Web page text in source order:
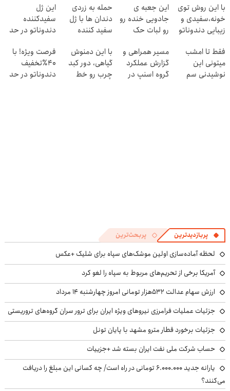
با این روش توی
خونه،سفیدی و
زیبایی دندوناتو
این جعبه ی
جادویی خنده رو
رو لبات حک
خرید40%تخفیف
حمله به زردی
دندان ها با ژل
سفید کننده
خرید40%تخفیف
این ژل
سفیدکننده
دندوناتو در حد
میکنه(40%تخفیف)
فقط تا امشب
میتونی این
نوشیدنی سم
مسیر همراهی و
گزارش عملکرد
گروه اسنپ در
با این دمنوش
گیاهی، دور کبد
چرب رو خط
فرصت ویژه! با
40٪تخفیف
دندوناتو در حد
پربازدیدترین پربحث‌ترین
لحظه آماده‌سازی اولین موشک‌های سپاه برای شلیک +عکس
آمریکا برخی از تحریم‌های مربوط به سپاه را لغو کرد
ارزش سهام عدالت ۵۳۲هزار تومانی امروز چهارشنبه ۱۴ مرداد
جزئیات عملیات فرامرزی نیروهای ویژه ایران برای ترور سران گروه‌های تروریستی
جزئیات برخورد قطار مترو مشهد با پایان تونل
حساب‌ شرکت ملی نفت ایران بسته شد +جزییات
یارانه جدید ۶.۰۰۰.۰۰۰ تومانی در راه است/ چه کسانی این مبلغ را دریافت
می‌کنند؟